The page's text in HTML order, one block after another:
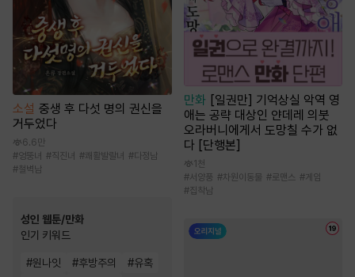
소설 중생 후 다섯 명의 권신을
거두었다
6.6만
#엉뚱녀 #직진녀 #쾌활발랄녀 #다정남
#철벽남
성인 웹툰/만화
인기 키워드
#원나잇 #후방주의 #유혹
만화 [일권만] 기억상실 악역 영
애는 공략 대상인 얀데레 의붓
오라버니에게서 도망칠 수가 없
다 [단행본]
1천
#서양풍 #차원이동물 #로맨스 #게임
#집착남